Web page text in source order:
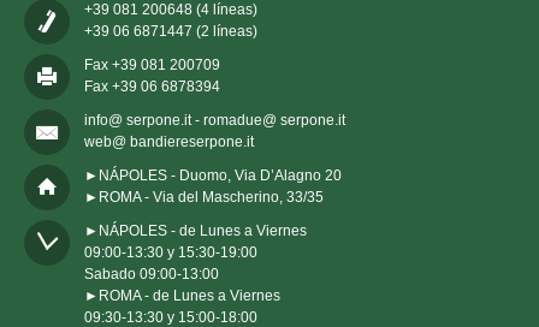
+39 081 200648 (4 líneas)
+39 06 6871447 (2 líneas)
Fax +39 081 200709
Fax +39 06 6878394
info@ serpone.it - romadue@ serpone.it
web@ bandiereserpone.it
►NÁPOLES - Duomo, Via D’Alagno 20
►ROMA - Via del Mascherino, 33/35
►NÁPOLES - de Lunes a Viernes
09:00-13:30 y 15:30-19:00
Sabado 09:00-13:00
►ROMA - de Lunes a Viernes
09:30-13:30 y 15:00-18:00